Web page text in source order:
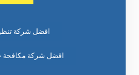
افضل شركة
افضل شركة مكافحة